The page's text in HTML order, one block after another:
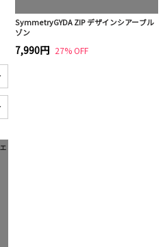
SymmetryGYDA ZIP デザインシアーブル
ゾン
7,990円 27% OFF